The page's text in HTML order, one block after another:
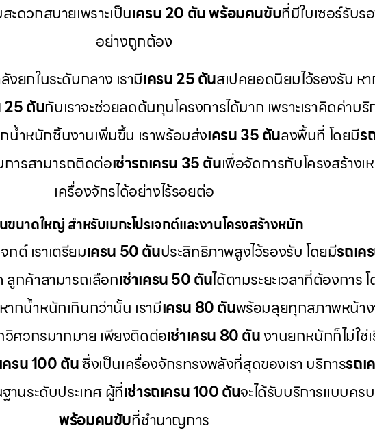
ะดวกสบายเพราะเป็นเครน 20 ตัน พร้อมคนขับที่มีใบเซอร์รับ
อย่างถูกต้อง
ยกในระดับกลาง เรามีเครน 25 ตันสเปคยอดนิยมไว้รองรับ ห
25 ตันกับเราจะช่วยลดต้นทุนโครงการได้มาก เพราะเราคิดค่าบริ
น้ำหนักชิ้นงานเพิ่มขึ้น เราพร้อมส่งเครน 35 ตันลงพื้นที่ โดยมีร
ารสามารถติดต่อเช่ารถเครน 35 ตันเพื่อจัดการกับโครงสร้าง
เครื่องจักรได้อย่างไร้รอยต่อ
ขนาดใหญ่ สำหรับเมกะโปรเจกต์และงานโครงสร้างหนัก
ต์ เราเตรียมเครน 50 ตันประสิทธิภาพสูงไว้รองรับ โดยมีรถเค
ลูกค้าสามารถเลือกเช่าเครน 50 ตันได้ตามระยะเวลาที่ต้องการ
ากน้ำหนักเกินกว่านั้น เรามีเครน 80 ตันพร้อมลุยทุกสภาพหน้า
วิศวกรมากมาย เพียงติดต่อเช่าเครน 80 ตันงานยกหนักก็ไม่ใช่
เครน 100 ตันซึ่งเป็นเครื่องจักรทรงพลังที่สุดของเรา บริการรถเ
านระดับประเทศ ผู้ที่เช่ารถเครน 100 ตันจะได้รับบริการแบบคร
พร้อมคนขับที่ชำนาญการ